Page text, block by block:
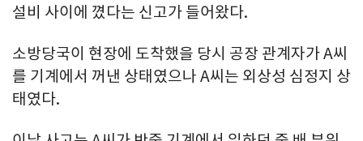
설비 사이에 꼈다는 신고가 들어왔다.
소방당국이 현장에 도착했을 당시 공장 관계자가 A씨
를 기계에서 꺼낸 상태였으나 A씨는 외상성 심정지 상
태였다.